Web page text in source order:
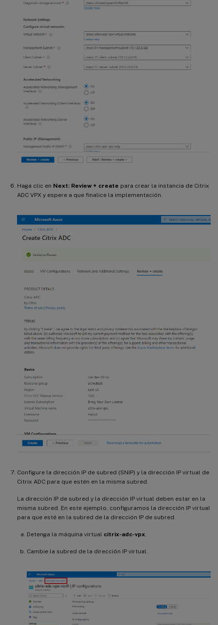
Haga clic en Next: Review + create para crear la instancia de Citrix
ADC VPX y espere a que finalice la implementación.
Configure la dirección IP de subred (SNIP) y la dirección IP virtual de
Citrix ADC para que estén en la misma subred.
La dirección IP de subred y la dirección IP virtual deben estar en la
misma subred. En este ejemplo, configuramos la dirección IP virtual
para que esté en la subred de la dirección IP de subred.
Detenga la máquina virtual citrix-adc-vpx.
Cambie la subred de la dirección IP virtual.